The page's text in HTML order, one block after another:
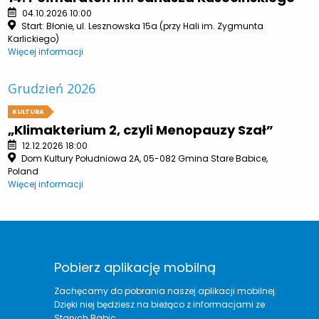
04.10.2026 10:00
Start: Błonie, ul. Lesznowska 15a (przy Hali im. Zygmunta
Karlickiego)
Więcej informacji
Grudzień 2026
KULTURA
„Klimakterium 2, czyli Menopauzy Szał”
12.12.2026 18:00
Dom Kultury Południowa 2A, 05-082 Gmina Stare Babice,
Poland
Więcej informacji
Pobierz aplikację mobilną
Zachęcamy do pobrania naszej aplikacji mobilnej.
Dzięki niej będziesz na bieżąco z informacjami ze